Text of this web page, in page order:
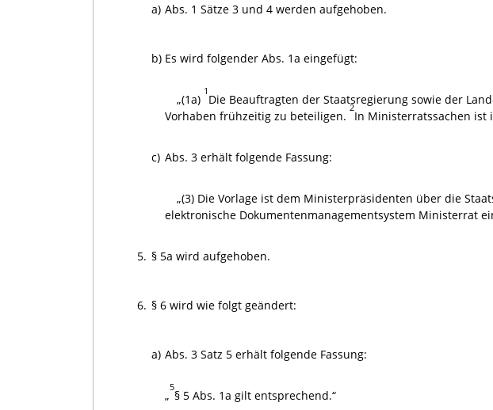
a) Abs. 1 Sätze 3 und 4 werden aufgehoben.
b) Es wird folgender Abs. 1a eingefügt:
„(1a)
1
Die Beauftragten der Staatsregierung sowie der
Vorhaben frühzeitig zu beteiligen.
2
In Ministerratssachen ist
c) Abs. 3 erhält folgende Fassung:
„(3) Die Vorlage ist dem Ministerpräsidenten über die
elektronische Dokumentenmanagementsystem Ministerrat
5. § 5a wird aufgehoben.
6. § 6 wird wie folgt geändert:
a) Abs. 3 Satz 5 erhält folgende Fassung:
„
5
§ 5 Abs. 1a gilt entsprechend.“